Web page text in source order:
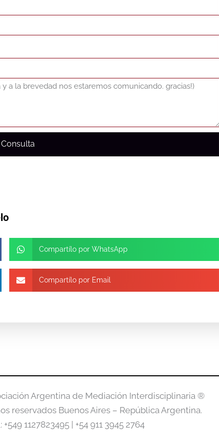
Compartílo por WhatsApp
Compartílo por Email
Argentina de Mediación Interdisciplinaria ®
reservados Buenos Aires – República Argentina.
+549 1127823495 | +54 911 3945 2764